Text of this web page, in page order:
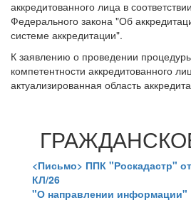
аккредитованного лица в
Федерального закона "Об
системе аккредитации".
К заявлению о проведении
компетентности аккредитованного
актуализированная область
<Письмо> ППК "Роскадастр"
КЛ/26
"О направлении информации"